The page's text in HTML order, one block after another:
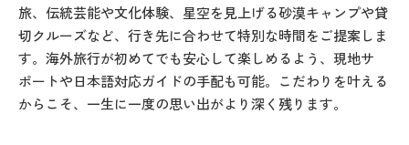
旅、伝統芸能や文化体験、星空を見上げる砂漠キャンプや貸
切クルーズなど、行き先に合わせて特別な時間をご提案しま
す。海外旅行が初めてでも安心して楽しめるよう、現地サ
ポートや日本語対応ガイドの手配も可能。こだわりを叶える
からこそ、一生に一度の思い出がより深く残ります。